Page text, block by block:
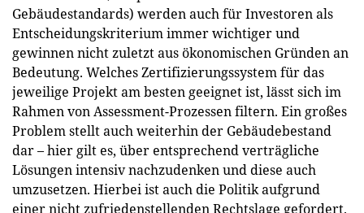
Gebäudestandards) werden auch für Investoren als
Entscheidungskriterium immer wichtiger und
gewinnen nicht zuletzt aus ökonomischen Gründen an
Bedeutung. Welches Zertifizierungssystem für das
jeweilige Projekt am besten geeignet ist, lässt sich im
Rahmen von Assessment-Prozessen filtern. Ein großes
Problem stellt auch weiterhin der Gebäudebestand
dar – hier gilt es, über entsprechend verträgliche
Lösungen intensiv nachzudenken und diese auch
umzusetzen. Hierbei ist auch die Politik aufgrund
einer nicht zufriedenstellenden Rechtslage gefordert.